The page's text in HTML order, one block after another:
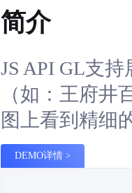
简介
JS API GL支
（如：王府
图上看到精细
DEMO详情